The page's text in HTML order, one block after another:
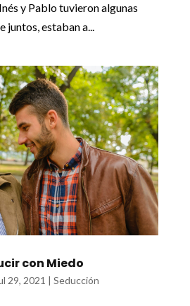
y Pablo tuvieron algunas
juntos, estaban a...
con Miedo
29, 2021 | Seducción